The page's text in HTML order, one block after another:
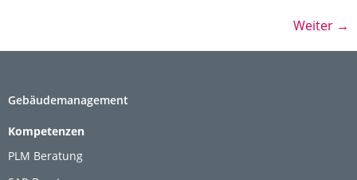
Weiter →
Gebäudemanagement
Kompetenzen
PLM Beratung